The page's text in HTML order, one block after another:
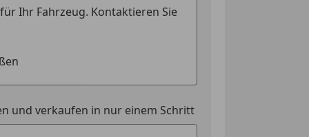
Valcona perforiert
mit Multifunktion und
und verkaufen in nur einem Schritt